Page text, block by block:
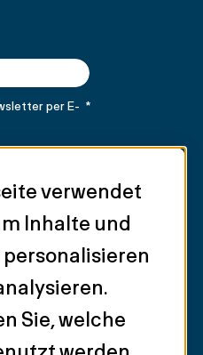
per E- *
von
verwendet
Inhalte und
Sie, welche